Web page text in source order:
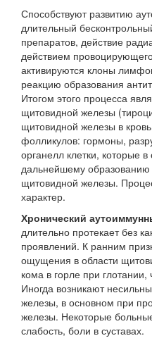
Способствуют развитию
длительный
препаратов, действие
действием
активируются клоны
реакцию образования
Итогом этого процесса
щитовидной железы
щитовидной железы в
фолликулов: гормоны,
органелл клетки, которые
дальнейшему образованию
щитовидной железы.
характер.
Хронический
длительно протекает без
проявлений. К ранним
ощущения в области
кома в горле при глотании,
Иногда возникают
железы, в основном при
железы. Некоторые
слабость, боли в суставах.